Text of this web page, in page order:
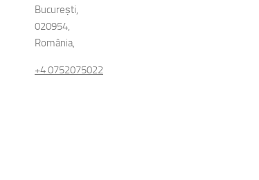
București,
020954,
România,
+4 0752075022